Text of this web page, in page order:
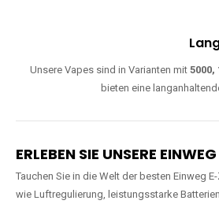
Unsere Vapes sind in Varianten mit5000,
bieten eine
ERLEBEN SIE UNSERE
Tauchen Sie in die Welt der besten Einweg
wie Luftregulierung, leistungsstarke